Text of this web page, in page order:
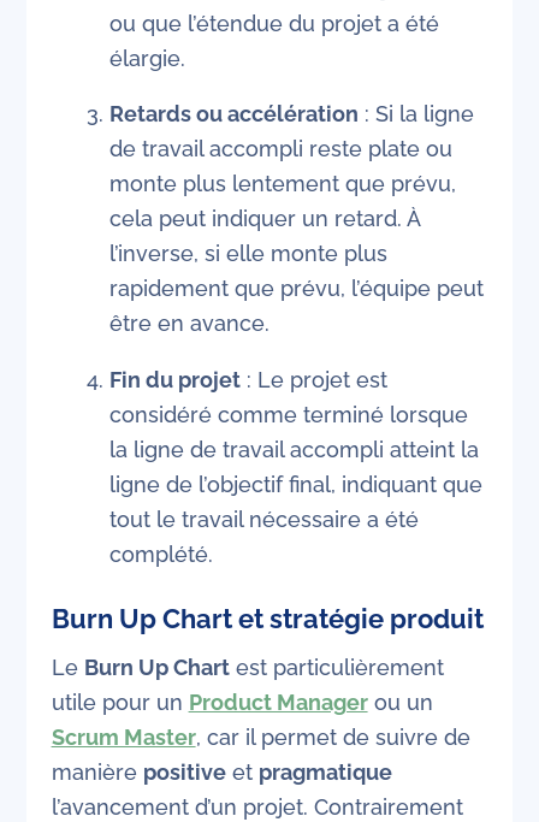
ou que l’étendue du projet a été
élargie.
Retards ou accélération : Si la ligne
de travail accompli reste plate ou
monte plus lentement que prévu,
cela peut indiquer un retard. À
l’inverse, si elle monte plus
rapidement que prévu, l’équipe peut
être en avance.
Fin du projet: Le projet est
considéré comme terminé lorsque
la ligne de travail accompli atteint la
ligne de l’objectif final, indiquant que
tout le travail nécessaire a été
complété.
Burn Up Chart et stratégie produit
Le Burn Up Chartest particulièrement
utile pour un Product Managerou un
Scrum Master, car il permet de suivre de
manière positiveet pragmatique
l’avancement d’un projet. Contrairement